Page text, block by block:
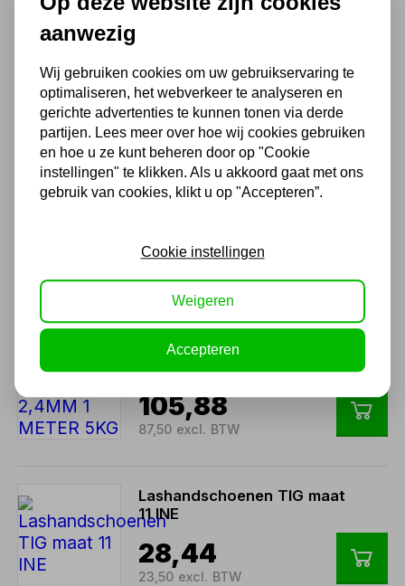
2,4MM 1 METER 5KG
35,70
29,50 excl. BTW
268,70
LASSTAAF TIG RVS 2,4MM 1
105,88
87,50 excl. BTW
Lashandschoenen TIG maat
11 INE
28,44
23,50 excl. BTW
aanwezig
Wij gebruiken cookies om uw gebruikservaring te
optimaliseren, het webverkeer te analyseren en
gerichte advertenties te kunnen tonen via derde
partijen. Lees meer over hoe wij cookies gebruiken
en hoe u ze kunt beheren door op "Cookie
instellingen" te klikken. Als u akkoord gaat met ons
gebruik van cookies, klikt u op "Accepteren”.
Cookie instellingen
Weigeren
Accepteren